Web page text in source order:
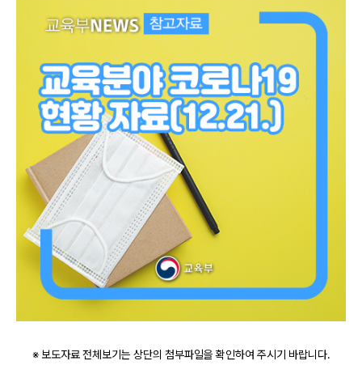
※ 보도자료 전체보기는 상단의 첨부파일을 확인하여 주시기 바랍니다.